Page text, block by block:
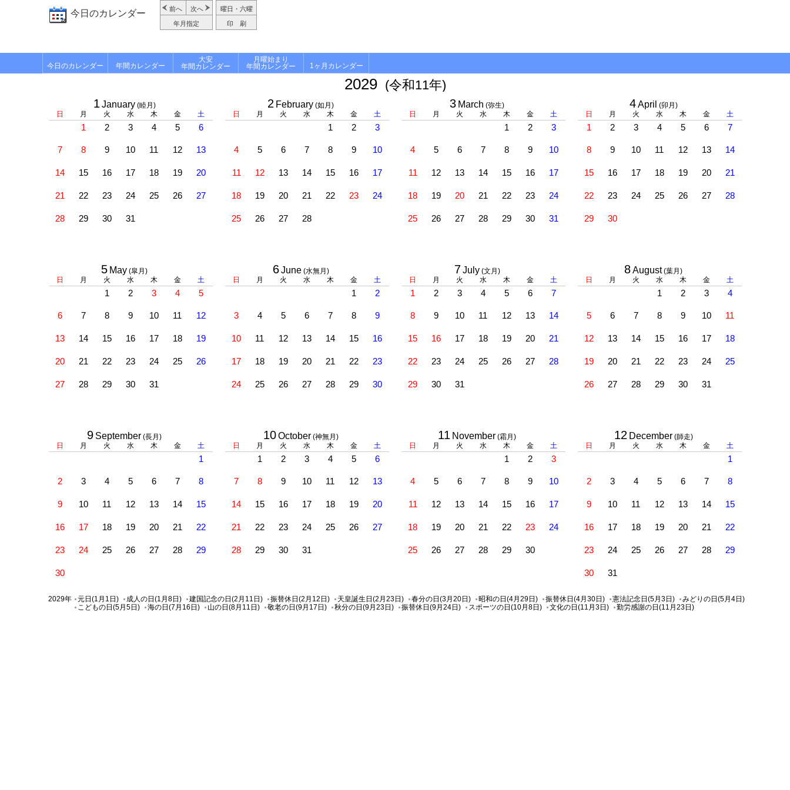
今日のカレンダー 前へ 次へ
年月指定
曜日・六曜
印 刷
今日のカレンダー 年間カレンダー
大安
年間カレンダー
月曜始まり
年間カレンダー
1ヶ月カレンダー
2029 (令和11年)
1 January (睦月)
日
月 火 水 木 金 土
1 2 3 4 5 6
7 8 9 10 11 12 13
14 15 16 17 18 19 20
21 22 23 24 25 26 27
28 29 30 31
2 February (如月)
日
月 火 水 木 金 土
1 2 3
4 5 6 7 8 9 10
11 12 13 14 15 16 17
18 19 20 21 22 23 24
25 26 27 28
3 March (弥生)
日
月 火 水 木 金 土
1 2 3
4 5 6 7 8 9 10
11 12 13 14 15 16 17
18 19 20 21 22 23 24
25 26 27 28 29 30 31
4 April (卯月)
日
月 火 水 木 金 土
1 2 3 4 5 6 7
8 9 10 11 12 13 14
15 16 17 18 19 20 21
22 23 24 25 26 27 28
29 30
5 May (皐月)
日
月 火 水 木 金 土
1 2 3 4 5
6 7 8 9 10 11 12
13 14 15 16 17 18 19
20 21 22 23 24 25 26
27 28 29 30 31
6 June (水無月)
日
月 火 水 木 金 土
1 2
3 4 5 6 7 8 9
10 11 12 13 14 15 16
17 18 19 20 21 22 23
24 25 26 27 28 29 30
7 July (文月)
日
月 火 水 木 金 土
1 2 3 4 5 6 7
8 9 10 11 12 13 14
15 16 17 18 19 20 21
22 23 24 25 26 27 28
29 30 31
8August (葉月)
日
月 火 水 木 金 土
1 2 3 4
5 6 7 8 9 10 11
12 13 14 15 16 17 18
19 20 21 22 23 24 25
26 27 28 29 30 31
9 September (長月)
日
月 火 水 木 金 土
1
2 3 4 5 6 7 8
9 10 11 12 13 14 15
16 17 18 19 20 21 22
23 24 25 26 27 28 29
30
10 October (神無月)
日
月 火 水 木 金 土
1 2 3 4 5 6
7 8 9 10 11 12 13
14 15 16 17 18 19 20
21 22 23 24 25 26 27
28 29 30 31
11 November (霜月)
日
月 火 水 木 金 土
1 2 3
4 5 6 7 8 9 10
11 12 13 14 15 16 17
18 19 20 21 22 23 24
25 26 27 28 29 30
12 December (師走)
日
月 火 水 木 金 土
1
2 3 4 5 6 7 8
9 10 11 12 13 14 15
16 17 18 19 20 21 22
23 24 25 26 27 28 29
30 31
2029年 元日(1月1日) 成人の日(1月8日) 建国記念の日(2月11日) 振替休日(2月12日) 天皇誕生日(2月23日) 春分の日(3月20日) 昭和の日(4月29日) 振替休日(4月30日) 憲法記念日(5月3日)
みどりの日(5月4日)
こどもの日(5月5日)
海の日(7月16日) 山の日(8月11日) 敬老の日(9月17日) 秋分の日(9月23日) 振替休日(9月24日) スポーツの日(10月8日) 文化の日(11月3日) 勤労感謝の日(11月23日)